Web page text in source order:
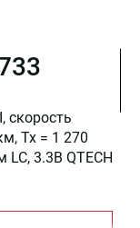
скорость
Tx = 1 270
LC, 3.3В QTECH